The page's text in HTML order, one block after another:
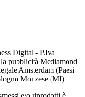
Digital - P.Iva
pubblicità Mediamond
Amsterdam (Paesi
Monzese (MI)